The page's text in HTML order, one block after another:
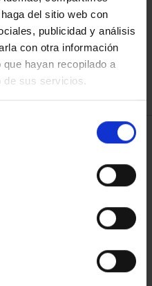
del sitio web con
publicidad y análisis
con otra información
hayan recopilado a
de sus servicios.